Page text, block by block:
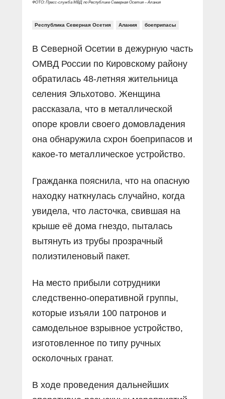
ФОТО: Пресс-служба МВД по Республике Северная Осетия – Алания
Республика Северная Осетия Алания боеприпасы
В Северной Осетии в дежурную часть
ОМВД России по Кировскому району
обратилась 48-летняя жительница
селения Эльхотово. Женщина
рассказала, что в металлической
опоре кровли своего домовладения
она обнаружила схрон боеприпасов и
какое-то металлическое устройство.
Гражданка пояснила, что на опасную
находку наткнулась случайно, когда
увидела, что ласточка, свившая на
крыше её дома гнездо, пыталась
вытянуть из трубы прозрачный
полиэтиленовый пакет.
На место прибыли сотрудники
следственно-оперативной группы,
которые изъяли 100 патронов и
самодельное взрывное устройство,
изготовленное по типу ручных
осколочных гранат.
В ходе проведения дальнейших